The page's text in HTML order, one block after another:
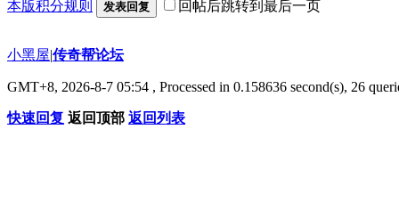
本版积分规则 发表回复 回帖后跳转到最后一页
小黑屋|传奇帮论坛
GMT+8, 2026-8-7 05:54 , Processed in 0.158636 second(s), 26
快速回复 返回顶部 返回列表